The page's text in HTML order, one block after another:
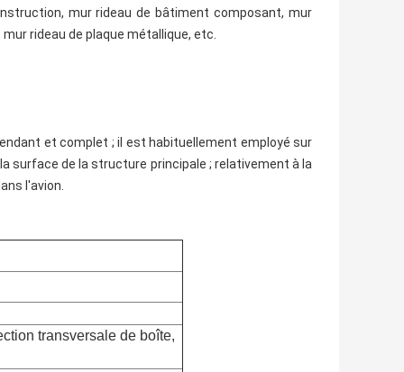
mur rideau de bâtiment composant, mur
rideau de plaque métallique, etc.
et complet ; il est habituellement employé sur
surface de la structure principale ; relativement à la
l'avion.
transversale de boîte,